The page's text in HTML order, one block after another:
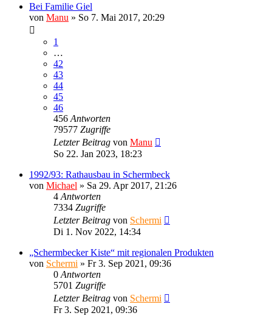
Bei Familie Giel
von Manu » So 7. Mai 2017, 20:29
1
…
42
43
44
45
46
456 Antworten
79577 Zugriffe
Letzter Beitrag von Manu
So 22. Jan 2023, 18:23
1992/93: Rathausbau in Schermbeck
von Michael » Sa 29. Apr 2017, 21:26
4 Antworten
7334 Zugriffe
Letzter Beitrag von Schermi
Di 1. Nov 2022, 14:34
„Schermbecker Kiste“ mit regionalen Produkten
von Schermi » Fr 3. Sep 2021, 09:36
0 Antworten
5701 Zugriffe
Letzter Beitrag von Schermi
Fr 3. Sep 2021, 09:36